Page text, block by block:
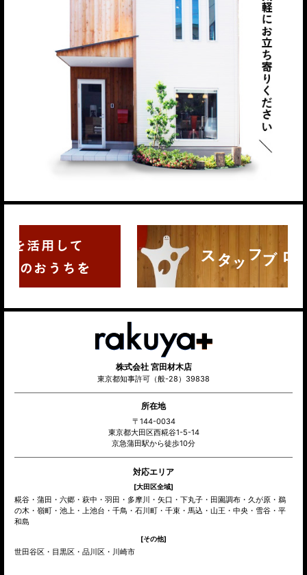
株式会社 宮田材木店
東京都知事許可（般-28）39838
所在地
〒144-0034
東京都大田区西糀谷1-5-14
京急蒲田駅から徒歩10分
対応エリア
[大田区全域]
糀谷・蒲田・六郷・萩中・羽田・多摩川・矢口・下丸子・田園調布・久が原・鵜
の木・嶺町・池上・上池台・千鳥・石川町・千束・馬込・山王・中央・雪谷・平
和島
[その他]
世田谷区・目黒区・品川区・川崎市